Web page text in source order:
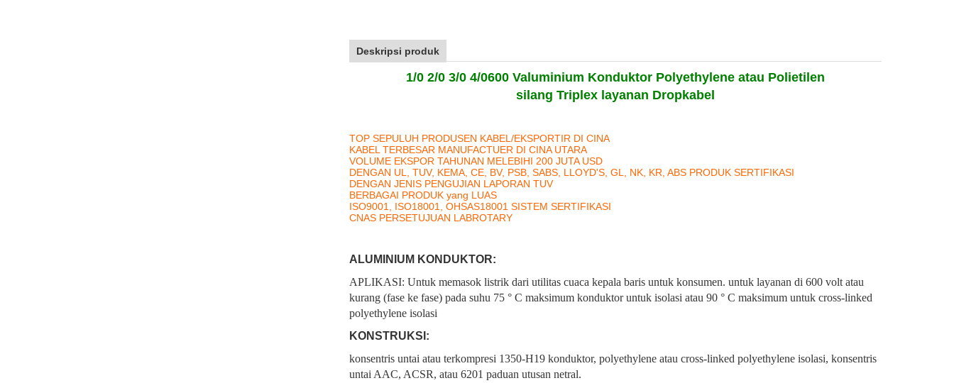
Deskripsi produk
1/0 2/0 3/0 4/0600 Valuminium Konduktor Polyethylene atau Polietilen
silang Triplex layanan Dropkabel
TOP SEPULUH PRODUSEN KABEL/EKSPORTIR DI CINA
KABEL TERBESAR MANUFACTUER DI CINA UTARA
VOLUME EKSPOR TAHUNAN MELEBIHI 200 JUTA USD
DENGAN UL, TUV, KEMA, CE, BV, PSB, SABS, LLOYD'S, GL, NK, KR, ABS PRODUK SERTIFIKASI
DENGAN JENIS PENGUJIAN LAPORAN TUV
BERBAGAI PRODUK yang LUAS
ISO9001, ISO18001, OHSAS18001 SISTEM SERTIFIKASI
CNAS PERSETUJUAN LABROTARY
ALUMINIUM KONDUKTOR:
APLIKASI: Untuk memasok listrik dari utilitas cuaca kepala baris untuk konsumen. untuk layanan di 600 volt atau
kurang (fase ke fase) pada suhu 75 ° C maksimum konduktor untuk isolasi atau 90 ° C maksimum untuk cross-linked
polyethylene isolasi
KONSTRUKSI:
konsentris untai atau terkompresi 1350-H19 konduktor, polyethylene atau cross-linked polyethylene isolasi, konsentris
untai AAC, ACSR, atau 6201 paduan utusan netral.